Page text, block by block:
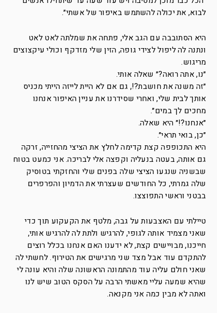
לבוא, את יכולה להשתמש באיפור של אשתי״.
היא הסתובבה עם הגב אלי, פתחה את שמלתה לאט לאט
ונתנה לה ליפול לצידי גופה, הזין שלי מזדקף וכולי עיקצוצים
מריגוש.
״נו, אתה רואה?״ שאלה אותי.
״זה משנה את חושבת?!, גם אם לא היית לייזה הייתי מכניס
אותך לבית שלי, ואחרי שסידרנו את עניין האיפור אנחנו
מחכים לך במים״.
״אנחנו?!״ היא שאלה.
״כן, בואי תראי״.
היא התכופפה קצת קדימה לחלץ את הציצי מהחזייה, זרקה
גם אותה, בעטה בנעליה וקפצה אלי לבריכה. אני כמעט בטוח
שבשניה שנגעו הציצי שלה בפנים שלי והחזקתי בטוסיק
שלה גמרתי, כל החודשים שעצרתי את הדמיון והפרפרים
בבטני וראשי התפוצצו.
טיילתי עם האצבעות על גבה, מלטף את הקעקוע תוך כדי
שאני מצמיד אותה לגופי, להרגיש ולתת לה להרגיש אותי,
חייכנו, מבויישים קצת, לא ידענו האם אנחנו בכלל רוצים
להתקדם עוד אבל מצד שני מרגישים את הטירוף. לחשתי לה
שאני חולם עליה עוד מהתמונה הראשונה שלה והיא עונה לי
שהיא שמעה עליי מאשתי הרבה על הסקס הטוב שיש לנו
ואתה לא מבין כמה אני מקנאה.